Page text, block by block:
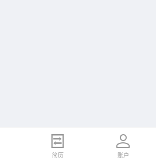
简历 账户